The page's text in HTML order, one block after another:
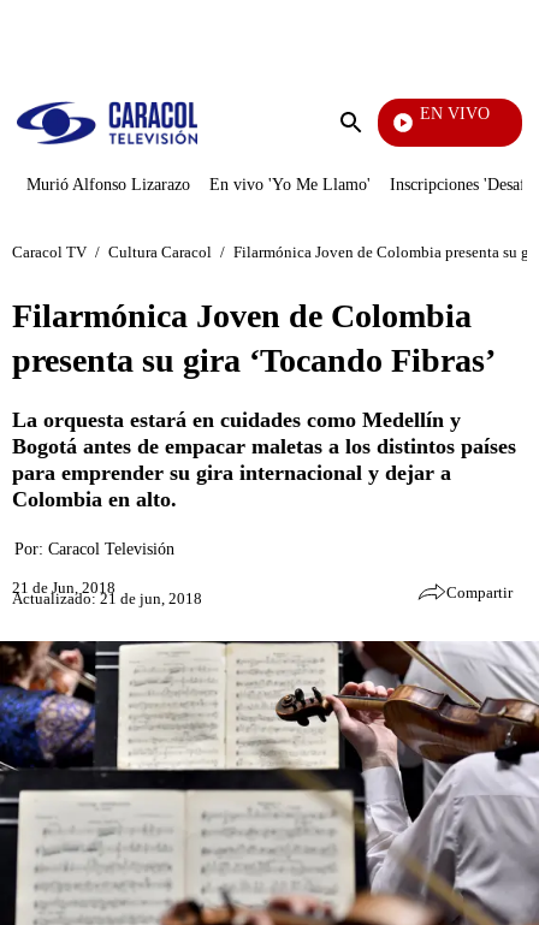
Enviar
EN VIVO
También Caerás
Murió Alfonso Lizarazo En vivo 'Yo Me Llamo' Inscripciones
Caracol TV / Cultura Caracol / Filarmónica Joven de Colombia presenta su
Filarmónica Joven de Colombia
presenta su gira ‘Tocando Fibras’
La orquesta estará en cuidades como Medellín y
Bogotá antes de empacar maletas a los distintos países
para emprender su gira internacional y dejar a
Colombia en alto.
Por: Caracol Televisión
21 de Jun, 2018
Actualizado: 21 de jun, 2018 Compartir